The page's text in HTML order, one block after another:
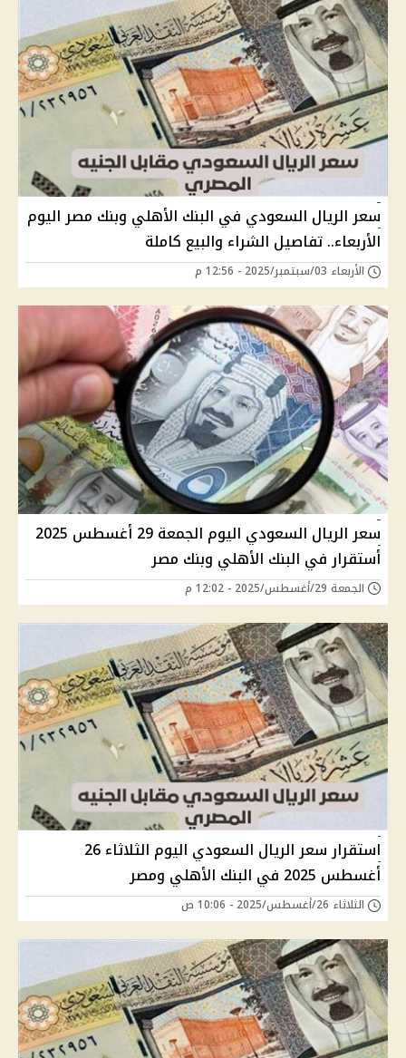
سعر الريال السعودي في البنك الأهلي وبنك مصر اليوم
الأربعاء.. تفاصيل الشراء والبيع كاملة
الأربعاء 03/سبتمبر/2025 - 12:56 م
سعر الريال السعودي اليوم الجمعة 29 أغسطس 2025
أستقرار في البنك الأهلي وبنك مصر
الجمعة 29/أغسطس/2025 - 12:02 م
استقرار سعر الريال السعودي اليوم الثلاثاء 26
أغسطس 2025 في البنك الأهلي ومصر
الثلاثاء 26/أغسطس/2025 - 10:06 ص